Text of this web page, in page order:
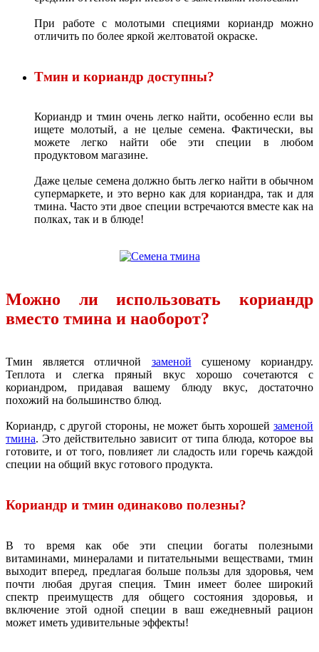
При работе с молотыми специями кориандр можно
отличить по более яркой желтоватой окраске.
Тмин и кориандр доступны?
Кориандр и тмин очень легко найти, особенно если вы
ищете молотый, а не целые семена. Фактически, вы
можете легко найти обе эти специи в любом
продуктовом магазине.
Даже целые семена должно быть легко найти в обычном
супермаркете, и это верно как для кориандра, так и для
тмина. Часто эти двое специи встречаются вместе как на
полках, так и в блюде!
Можно ли использовать кориандр
вместо тмина и наоборот?
Тмин является отличной заменой сушеному кориандру.
Теплота и слегка пряный вкус хорошо сочетаются с
кориандром, придавая вашему блюду вкус, достаточно
похожий на большинство блюд.
Кориандр, с другой стороны, не может быть хорошей заменой
тмина. Это действительно зависит от типа блюда, которое вы
готовите, и от того, повлияет ли сладость или горечь каждой
специи на общий вкус готового продукта.
Кориандр и тмин одинаково полезны?
В то время как обе эти специи богаты полезными
витаминами, минералами и питательными веществами, тмин
выходит вперед, предлагая больше пользы для здоровья, чем
почти любая другая специя. Тмин имеет более широкий
спектр преимуществ для общего состояния здоровья, и
включение этой одной специи в ваш ежедневный рацион
может иметь удивительные эффекты!